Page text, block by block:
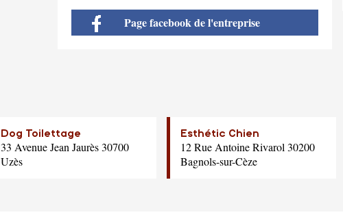
Page facebook de l'entreprise
Dog Toilettage
33 Avenue Jean Jaurès 30700
Uzès
Esthétic Chien
12 Rue Antoine Rivarol 30200
Bagnols-sur-Cèze